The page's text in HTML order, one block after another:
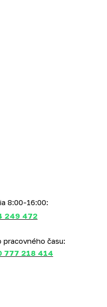
8:00-16:00:
249 472
pracovného času:
777 218 414